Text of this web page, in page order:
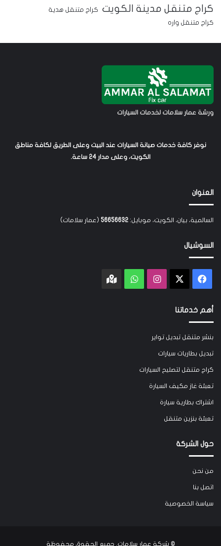
كراج متنقل مدينة الكويت
كراج متنقل هدية
كراج متنقل واره
ورشة عمار سلامات لخدمات السيارات
نوفر كافة خدمات صيانة السيارات عند البيت وعلى الطريق لكافة مناطق
الكويت، وعلى مدار 24 ساعة.
العنوان
السالمية، بيان، الكويت، موبايل: 56656632 (عمار سلامات)
السوشيال
فيسبوك انستقرامواتسابGoogle
أهم خدماتنا
بنشر متنقل تبديل تواير
تبديل بطاريات سيارات
كراج متنقل لتصليح السيارات
تعبئة غاز مكيف السيارة
اشتراك بطارية سيارة
تعبئة بنزين متنقل
حول الشركة
من نحن
اتصل بنا
سياسة الخصوصية
© شركة عمار سلامات. جميع الحقوق محفوظة